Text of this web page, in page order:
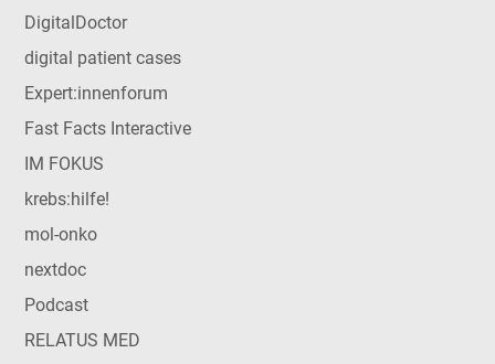
DigitalDoctor
digital patient cases
Expert:innenforum
Fast Facts Interactive
IM FOKUS
krebs:hilfe!
mol-onko
nextdoc
Podcast
RELATUS MED